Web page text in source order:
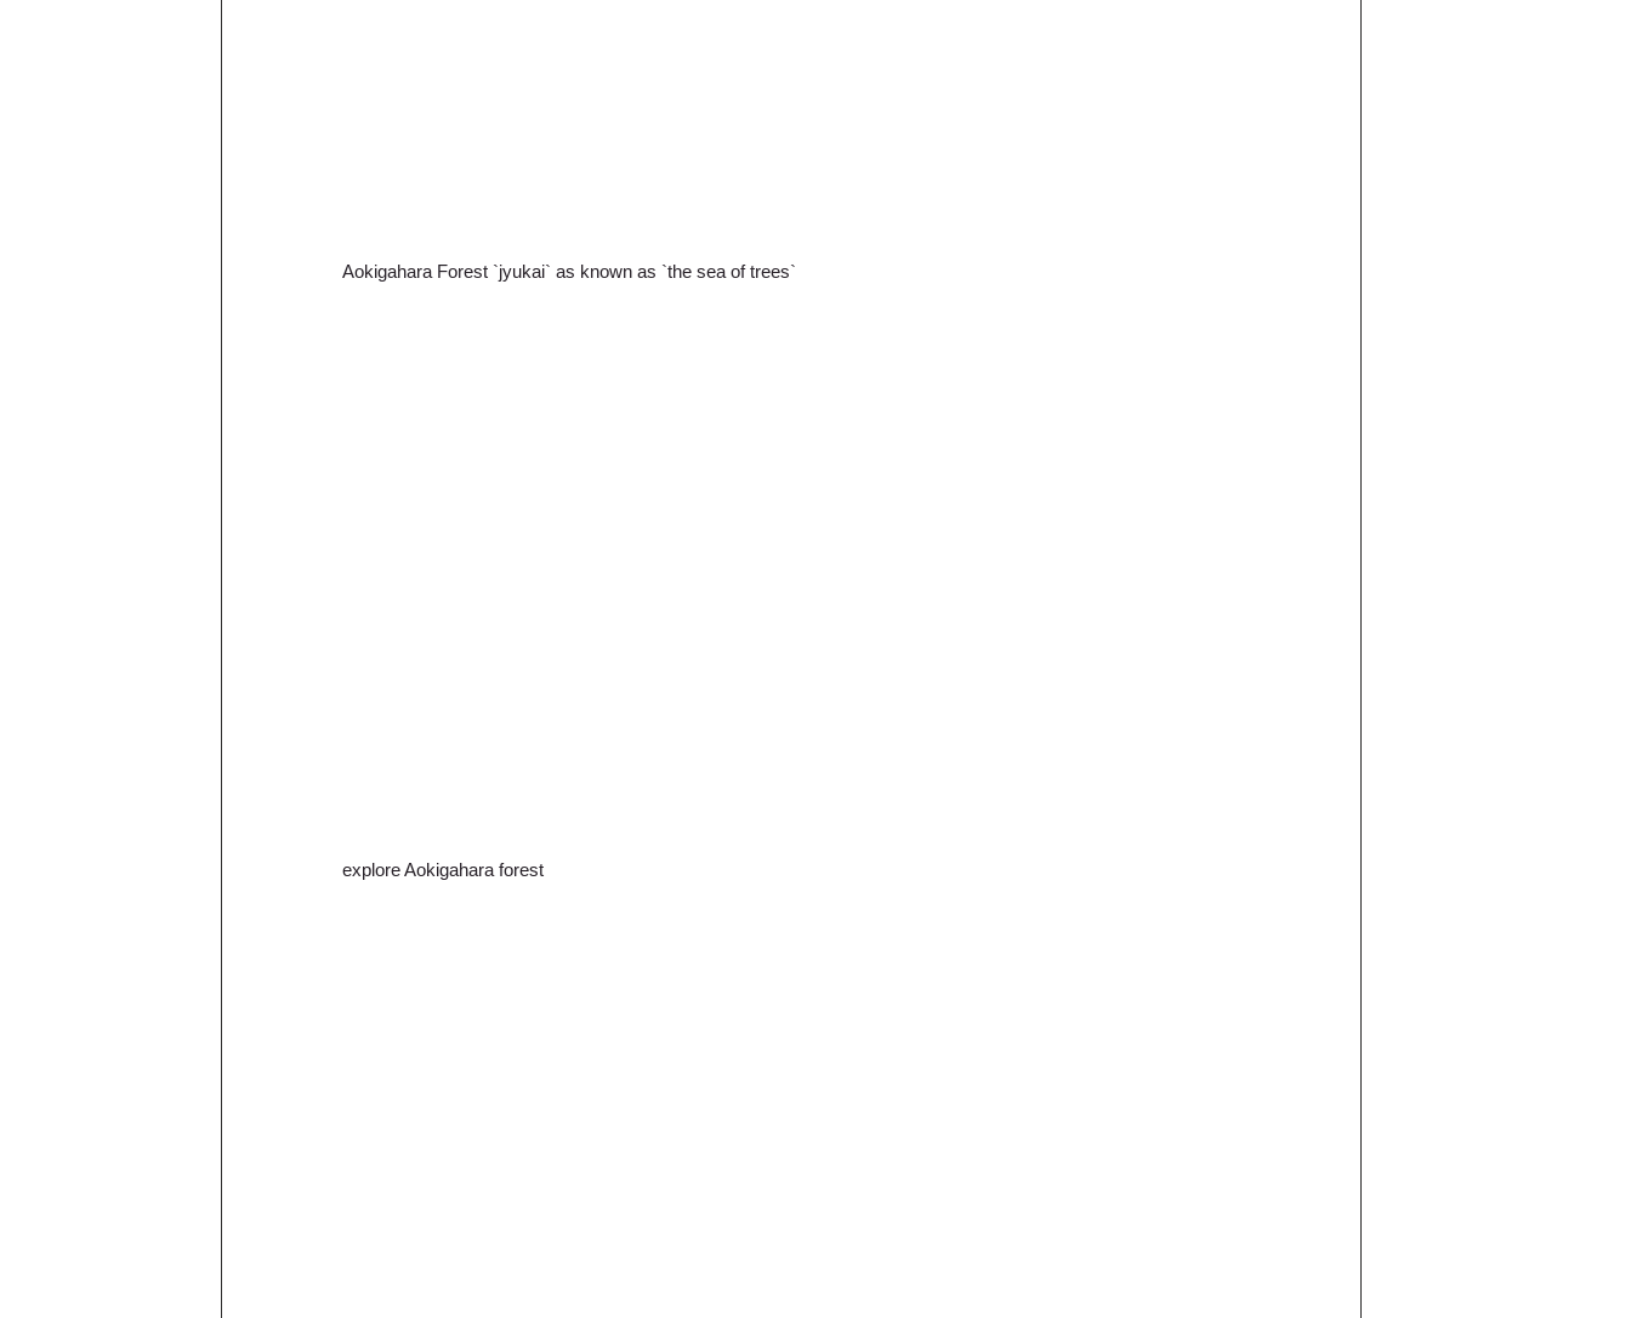
Aokigahara Forest `jyukai` as known as `the sea of trees`
explore Aokigahara forest